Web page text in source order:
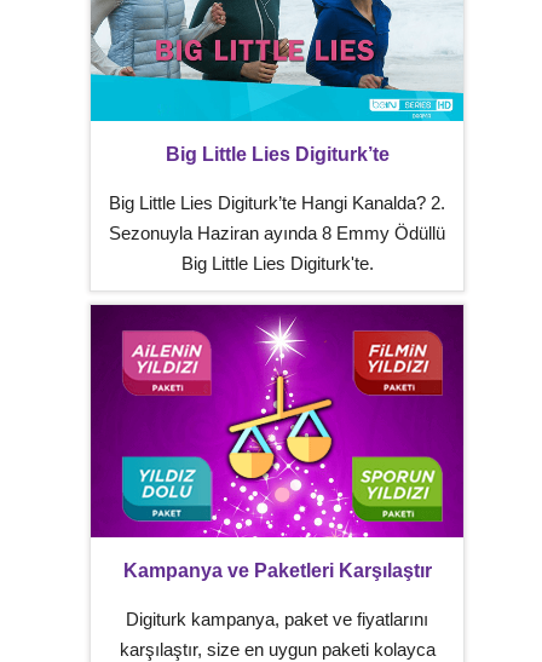
Big Little Lies Digiturk’te
Big Little Lies Digiturk’te Hangi Kanalda? 2.
Sezonuyla Haziran ayında 8 Emmy Ödüllü
Big Little Lies Digiturk'te.
Kampanya ve Paketleri Karşılaştır
Digiturk kampanya, paket ve fiyatlarını
karşılaştır, size en uygun paketi kolayca